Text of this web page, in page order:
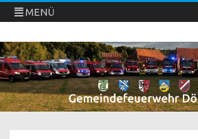
MENÜ
Freiwillige
Direkt
zum
Inhalt
springen